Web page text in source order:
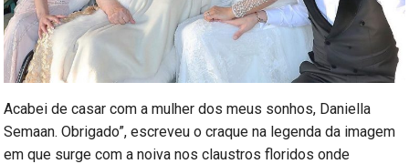
Acabei de casar com a mulher dos meus sonhos, Daniella
Semaan. Obrigado”, escreveu o craque na legenda da imagem
em que surge com a noiva nos claustros floridos onde